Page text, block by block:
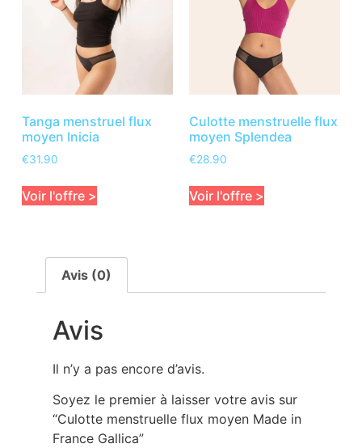
Tanga menstruel flux
moyen Inicia
€31.90
Voir l'offre >
Culotte menstruelle flux
moyen Splendea
€28.90
Voir l'offre >
Avis (0)
Avis
Il n’y a pas encore d’avis.
Soyez le premier à laisser votre avis sur
“Culotte menstruelle flux moyen Made in
France Gallica”